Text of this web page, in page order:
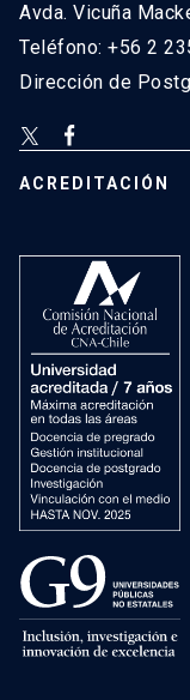
Avda. Vicuña
Teléfono: +56 2
Dirección de
ACREDITACIÓN